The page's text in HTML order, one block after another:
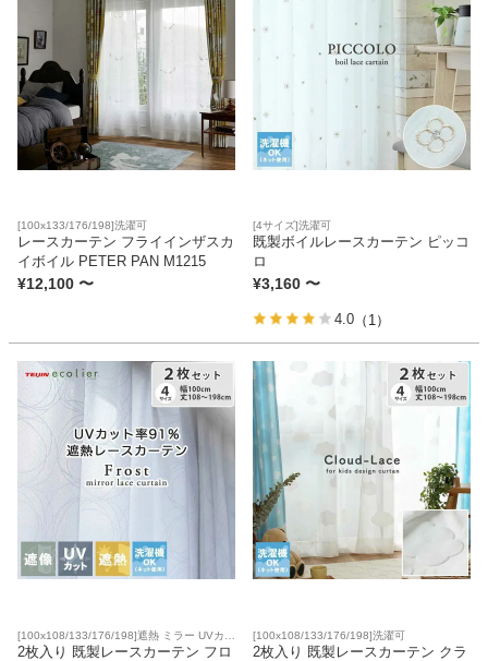
生活用品
キッチン用品
家電・照明器具
ガーデン
タワー
[100x133/176/198]洗濯可
レースカーテン フライインザスカ
イボイル PETER PAN M1215
¥12,100 〜
[4サイズ]洗濯可
既製ボイルレースカーテン ピッコ
ロ
¥3,160 〜
4.0 （1）
[100x108/133/176/198]遮熱 ミラー UVカッ
ト 洗濯可
2枚入り 既製レースカーテン フロ
[100x108/133/176/198]洗濯可
2枚入り 既製レースカーテン クラ